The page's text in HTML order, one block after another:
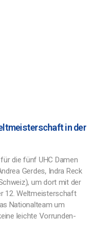
in der
die fünf UHC Damen
Gerdes, Indra Reck
um dort mit der
12. Weltmeisterschaft
Nationalteam um
leichte Vorrunden-